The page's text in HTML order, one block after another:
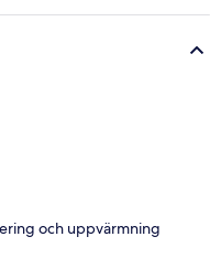
och uppvärmning